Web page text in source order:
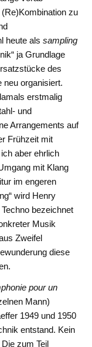
zu
heute als sampling
ja Grundlage
des
neu organisiert.
erstmalig
und
Arrangements auf
Frühzeit mit
aber ehrlich
mit Klang
im engeren
wird Henry
bezeichnet
Musik
Zweifel
diese
pour un
Mann)
1949 und 1950
entstand. Kein
zum Teil